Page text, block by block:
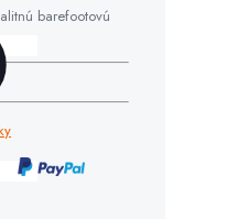
barefootovú